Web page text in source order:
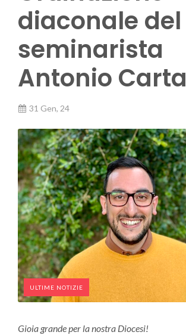
diaconale del
seminarista
Antonio Carta
31 Gen, 24
ULTIME NOTIZIE
Gioia grande per la nostra Diocesi!